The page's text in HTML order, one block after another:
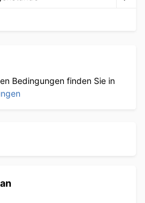
Bedingungen finden Sie in